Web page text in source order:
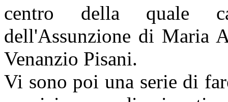
centro della quale
dell'Assunzione di Maria
Venanzio Pisani.
Vi sono poi una serie di